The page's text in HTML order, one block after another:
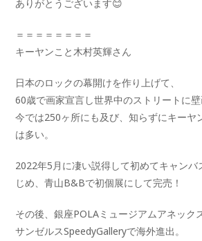
ありがとうございます😊
＝＝＝＝＝＝＝＝
キーヤンこと木村英輝さん
日本のロックの幕開けを作り上げて、
60歳で画家宣言し世界中のストリートに壁
今では250ヶ所にも及び、知らずにキーヤ
は多い。
2022年5月に凄い説得して初めてキャンバ
じめ、青山B&Bで初個展にして完売！
その後、銀座POLAミュージアムアネック
サンゼルスSpeedyGalleryで海外進出。